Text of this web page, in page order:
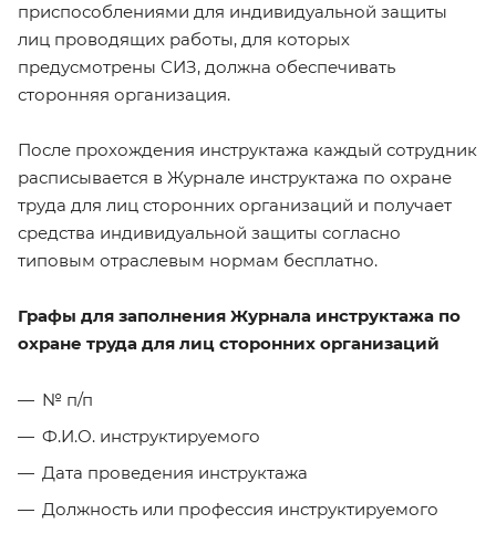
приспособлениями для индивидуальной защиты
лиц проводящих работы, для которых
предусмотрены СИЗ, должна обеспечивать
сторонняя организация.
После прохождения инструктажа каждый сотрудник
расписывается в Журнале инструктажа по охране
труда для лиц сторонних организаций и получает
средства индивидуальной защиты согласно
типовым отраслевым нормам бесплатно.
Графы для заполнения Журнала инструктажа по
охране труда для лиц сторонних организаций
№ п/п
Ф.И.О. инструктируемого
Дата проведения инструктажа
Должность или профессия инструктируемого